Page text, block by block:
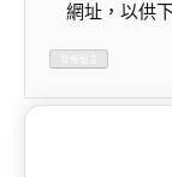
網址，以供